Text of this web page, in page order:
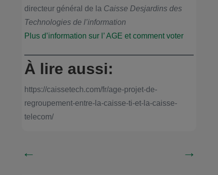
directeur général de la Caisse Desjardins des
Technologies de l’information
Plus d’information sur l’ AGE et comment voter
À lire aussi:
https://caissetech.com/fr/age-projet-de-
regroupement-entre-la-caisse-ti-et-la-caisse-
telecom/
← →